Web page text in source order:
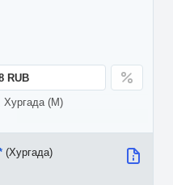
RUB
Хургада (M)
(Хургада)